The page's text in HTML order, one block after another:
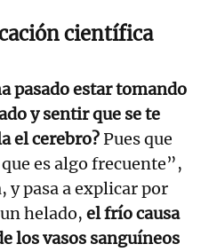
científica
pasado estar tomando
y sentir que se te
el cerebro?Pues que
es algo frecuente”,
y pasa a explicar por
helado, el frío causa
los vasos sanguíneos